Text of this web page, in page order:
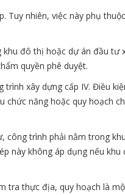
Tuy nhiên, việc này phụ
đô thị hoặc dự án đầu tư
quyền phê duyệt.
xây dựng cấp IV. Điều
chức năng hoặc quy hoạch
công trình phải nằm trong
này không áp dụng nếu khu
tra thực địa, quy hoạch là